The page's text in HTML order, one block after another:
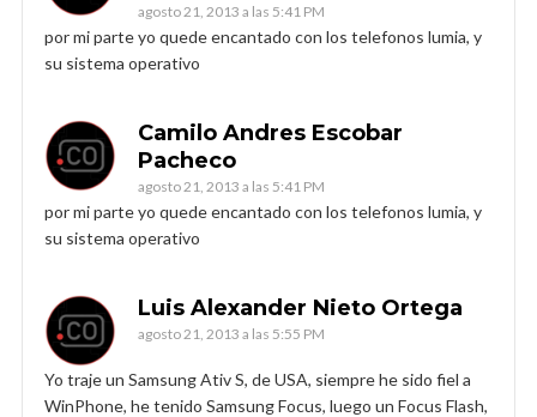
agosto 21, 2013 a las 5:41 PM
por mi parte yo quede encantado con los telefonos lumia, y
su sistema operativo
Camilo Andres Escobar
Pacheco
agosto 21, 2013 a las 5:41 PM
por mi parte yo quede encantado con los telefonos lumia, y
su sistema operativo
Luis Alexander Nieto Ortega
agosto 21, 2013 a las 5:55 PM
Yo traje un Samsung Ativ S, de USA, siempre he sido fiel a
WinPhone, he tenido Samsung Focus, luego un Focus Flash,